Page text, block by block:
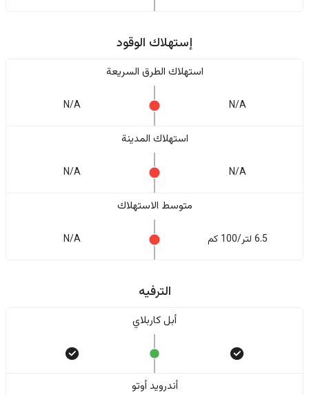
إستهلاك الوقود
استهلاك الطرق السريعة
N/A
N/A
استهلاك المدينة
N/A
N/A
متوسط الاستهلاك
6.5 لتر/100 كم N/A
الترفيه
أبل كاربلاي
أندرويد أوتو